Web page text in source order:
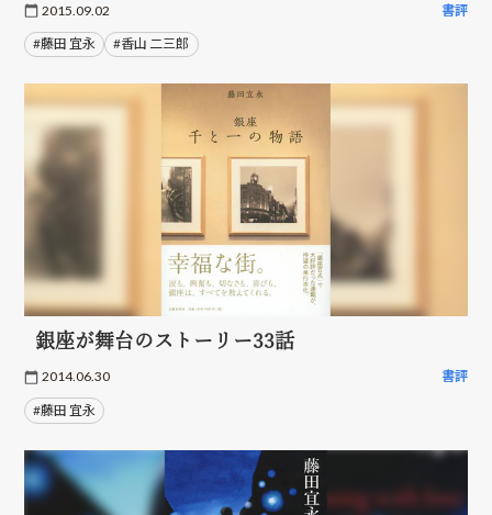
2015.09.02 書評
#藤田 宜永 #香山 二三郎
銀座が舞台のストーリー33話
2014.06.30 書評
#藤田 宜永